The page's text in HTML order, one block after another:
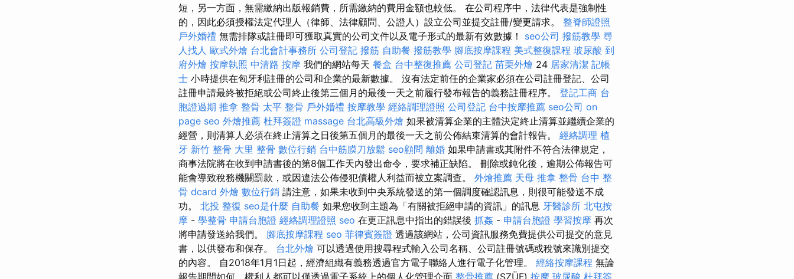
短，另一方面，無需繳納出版報銷費，所需繳納的費用金額也較低。 在公司程序中，法律代表是強制性
的，因此必須授權法定代理人（律師、法律顧問、公證人）設立公司並提交註冊/變更請求。 整脊師證照
戶外婚禮 無需排隊或註冊即可獲取真實的公司文件以及電子形式的最新有效數據！ seo公司 撥筋教學 尋
人找人 歐式外燴 台北會計事務所 公司登記 撥筋 自助餐 撥筋教學 腳底按摩課程 美式整復課程 玻尿酸 到
府外燴 按摩執照 中清路 按摩 我們的網站每天 餐盒 台中整復推薦 公司登記 苗栗外燴 24 居家清潔 記帳
士 小時提供在匈牙利註冊的公司和企業的最新數據。 沒有法定前任的企業家必須在公司註冊登記、公司
註冊申請最終被拒絕或公司終止後第三個月的最後一天之前履行發布報告的義務註冊程序。 登記工商 台
胞證過期 推拿 整骨 太平 整骨 戶外婚禮 按摩教學 經絡調理證照 公司登記 台中按摩推薦 seo公司 on
page seo 外燴推薦 杜拜簽證 massage 台北高級外燴 如果被清算企業的主體決定終止清算並繼續企業的
經營，則清算人必須在終止清算之日後第五個月的最後一天之前公佈結束清算的會計報告。 經絡調理 植
牙 新竹 整骨 大里 整骨 數位行銷 台中筋膜刀放鬆 seo顧問 離婚 如果申請書或其附件不符合法律規定，
商事法院將在收到申請書後的第8個工作天內發出命令，要求補正缺陷。 刪除或鈍化後，逾期公佈報告可
能會導致稅務機關罰款，或因違法公佈侵犯債權人利益而被立案調查。 外燴推薦 天母 推拿 整骨 台中 整
骨 dcard 外燴 數位行銷 請注意，如果未收到中央系統發送的第一個調度確認訊息，則很可能發送不成
功。 北投 整復 seo是什麼 自助餐 如果您收到主題為「有關被拒絕申請的資訊」的訊息 牙醫診所 北屯按
摩 - 學整骨 申請台胞證 經絡調理證照 seo 在更正訊息中指出的錯誤後 抓姦 - 申請台胞證 學習按摩 再次
將申請發送給我們。 腳底按摩課程 seo 菲律賓簽證 透過該網站，公司資訊服務免費提供公司提交的意見
書，以供發布和保存。 台北外燴 可以透過使用搜尋程式輸入公司名稱、公司註冊號碼或稅號來識別提交
的內容。 自2018年1月1日起，經濟組織有義務透過官方電子聯絡人進行電子化管理。 經絡按摩課程 無論
報告期間如何，權利人都可以僅透過電子系統上的個人化管理介面 整骨推薦 (SZÜF) 按摩 玻尿酸 杜拜簽